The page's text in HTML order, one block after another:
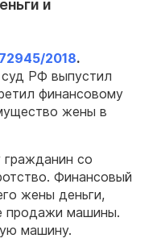
и
2018.
РФ выпустил
финансовому
жены в
гражданин со
Финансовый
жены деньги,
продажи машины.
машину.